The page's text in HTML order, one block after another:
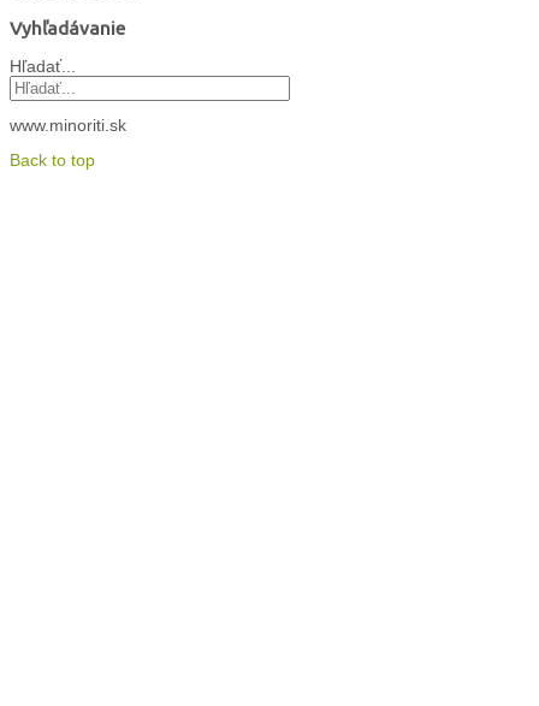
Vyhľadávanie
Hľadať...
www.minoriti.sk
Back to top